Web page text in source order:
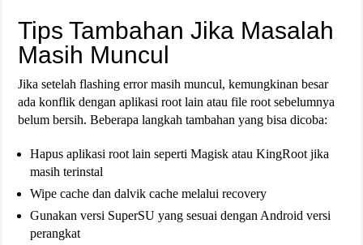
Tips Tambahan Jika Masalah
Masih Muncul
Jika setelah flashing error masih muncul, kemungkinan besar
ada konflik dengan aplikasi root lain atau file root sebelumnya
belum bersih. Beberapa langkah tambahan yang bisa dicoba:
Hapus aplikasi root lain seperti Magisk atau KingRoot jika
masih terinstal
Wipe cache dan dalvik cache melalui recovery
Gunakan versi SuperSU yang sesuai dengan Android versi
perangkat